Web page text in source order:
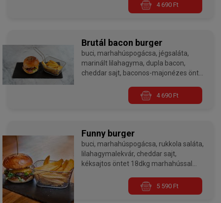
átsütve szeretnétek kérni, kérlek a
megjegyzés rovatban ezt jelezzétek
nekünk!
4 690 Ft
Brutál bacon burger
buci, marhahúspogácsa, jégsaláta,
marinált lilahagyma, dupla bacon,
cheddar sajt, baconos-majonézes öntet
Burgereink minden esetben medium
megjegyzés rovatban ezt jelezzétek
nekünk!
4 690 Ft
Funny burger
buci, marhahúspogácsa, rukkola saláta,
lilahagymalekvár, cheddar sajt,
kéksajtos öntet 18dkg marhahússal
Burgereink minden esetben medium
sütési fokozaton készülnek, ha jól
5 590 Ft